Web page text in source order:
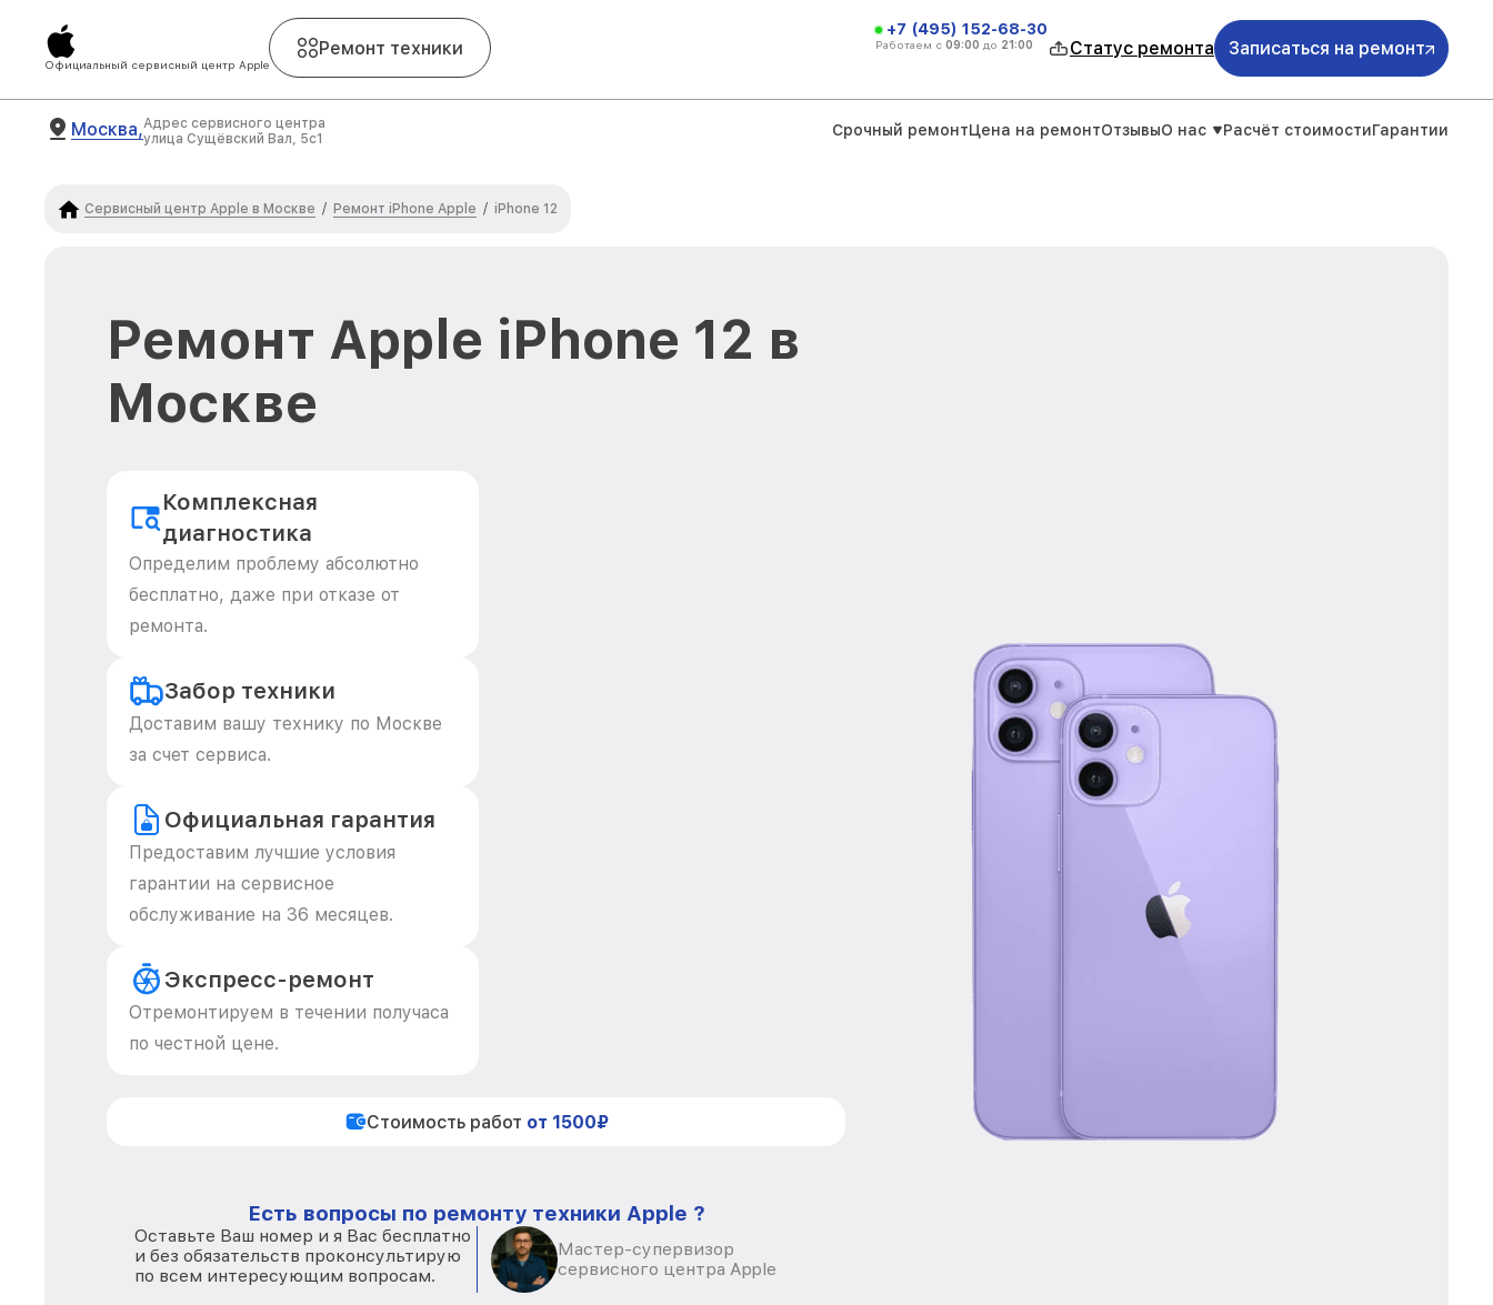
Официальный сервисный центр Apple
Ремонт техники
+7 (495) 152-68-30
Работаем с 09:00 до 21:00 Статус ремонта Записаться на ремонт
Москва,Адрес сервисного центра
улица Сущёвский Вал, 5с1
Срочный ремонтЦена на ремонтОтзывыО нас Расчёт стоимостиГарантии
Сервисный центр Apple в Москве / Ремонт iPhone Apple / iPhone 12
Ремонт Apple iPhone 12 в
Москве
Комплексная
диагностика
Определим проблему абсолютно
бесплатно, даже при отказе от
ремонта.
Забор техники
Доставим вашу технику по Москве
за счет сервиса.
Официальная гарантия
Предоставим лучшие условия
гарантии на сервисное
обслуживание на 36 месяцев.
Экспресс-ремонт
Отремонтируем в течении получаса
по честной цене.
Стоимость работ от 1500₽
Есть вопросы по ремонту техники Apple ?
Оставьте Ваш номер и я Вас бесплатно
и без обязательств проконсультирую
по всем интересующим вопросам.
Мастер-супервизор
сервисного центра Apple